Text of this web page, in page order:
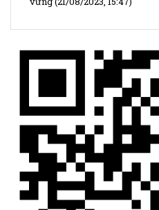
Thư kêu gọi ủng hộ Tháng
Thể lệ Giải báo chí “Vì sự
lần thứ XVII, năm 2025 - 2026
VNMAC phát động cuộc thi
phòng tránh tai nạn bom mìn,
(Infographic) Cuộc thi trực
10/3/2025)"(11/02/2025, 07:35)
(Video) Liên minh hợp tác
thành lập(30/10/2023, 08:52)
Xin ý kiến dự thảo 2 Hồ sơ